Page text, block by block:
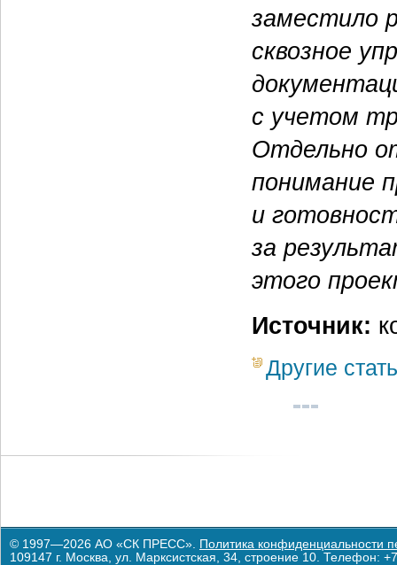
заместило
сквозное
с учетом
Отдельно
понимание
и
за
этого
Источник:
Другие
© 1997—2026 АО «СК ПРЕСС». Политика конфиденциальности
109147 г. Москва, ул. Марксистская, 34, строение 10. Телефон: